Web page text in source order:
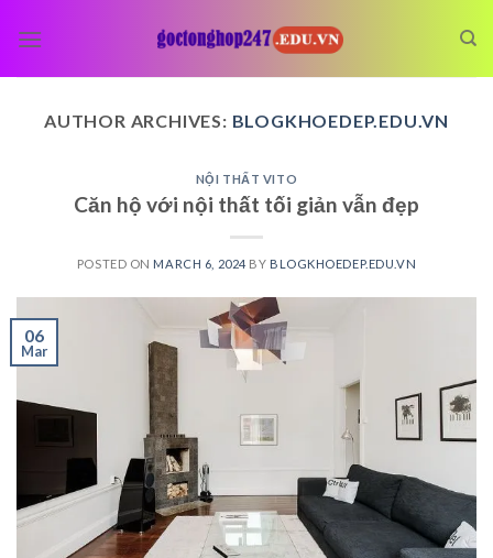
AUTHOR ARCHIVES: BLOGKHOEDEP.EDU.VN
NỘI THẤT VITO
Căn hộ với nội thất tối giản vẫn đẹp
POSTED ON MARCH 6, 2024 BY BLOGKHOEDEP.EDU.VN
06
Mar